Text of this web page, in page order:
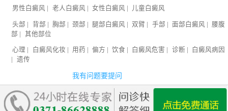
男性白癜风 老人白癜风 女性白癜风 儿童白癜风
头部 | 背部 | 胸部 | 颈部 | 腿部白癜风 | 双臂 | 手部 | 面部白癜风 |
腰腹
部 | 其他部位
心理 白癜风化妆 用药 偏方 饮食 白癜风危害 诊断
白癜风病因
遗传
我有问题要提问